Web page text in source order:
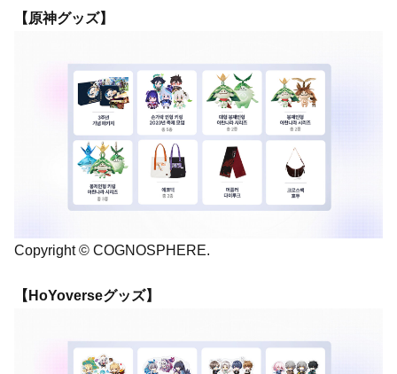
【原神グッズ】
Copyright © COGNOSPHERE.
【HoYoverseグッズ】